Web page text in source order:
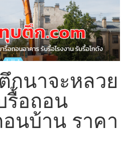
กนาจะหลวย
รื้อถอน
นบ้าน ราคา